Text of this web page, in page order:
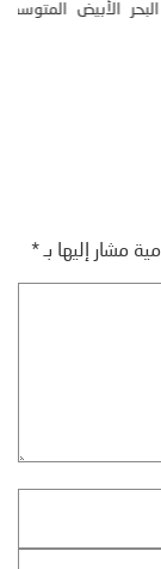
الوصول إلى...
مشار إليها بـ*